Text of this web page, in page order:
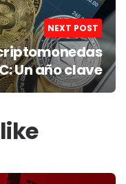
NEXT POST
Un año clave